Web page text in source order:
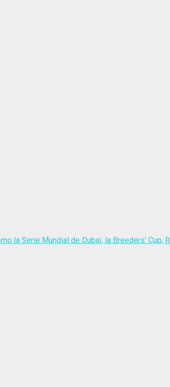
la Serie Mundial de Dubai, la Breeders’